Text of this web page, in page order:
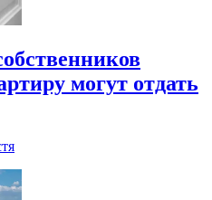
могут отдать